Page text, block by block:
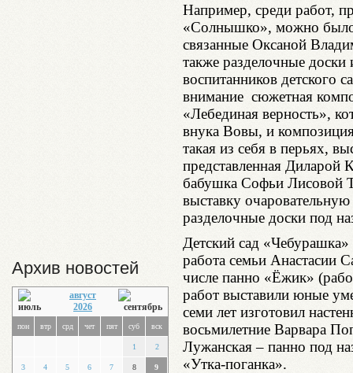
Архив новостей
август
2026
пон втр срд чет пят суб вск
1 2
3 4 5 6 7 8 9
Например, среди работ,
«Солнышко», можно было
связанные Оксаной
также разделочные
воспитанников детского
внимание сюжетная
«Лебединая верность»,
внука Вовы, и
такая из себя в перьях,
представленная Диларой
бабушка Софьи Лисовой
выставку
разделочные доски под
Детский сад
работа семьи Анастасии
числе панно «Ёжик»
работ выставили юные
семи лет изготовил
восьмилетние Варвара
Лужанская – панно под
«Утка-поганка».